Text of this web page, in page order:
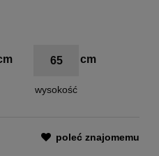
65
wysokość
poleć znajomemu